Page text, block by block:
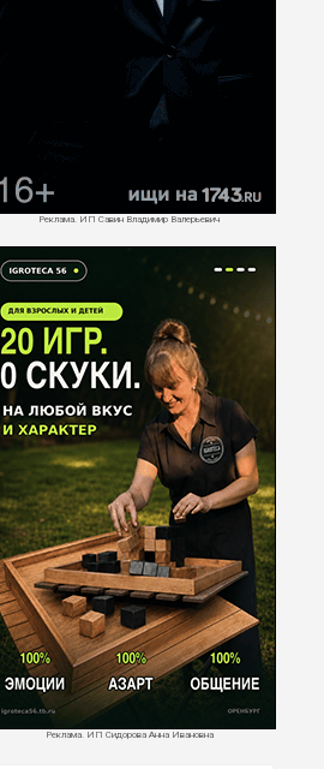
Реклама. ИП Савин Владимир Валерьевич
Реклама. ИП Сидорова Анна Ивановна